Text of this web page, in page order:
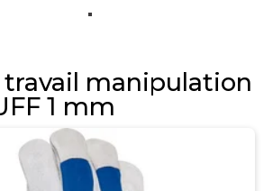
travail manipulation
1 mm